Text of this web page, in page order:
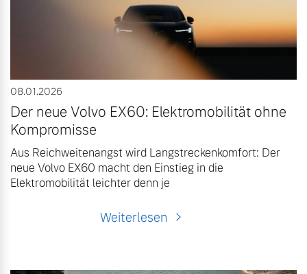
08.01.2026
Der neue Volvo EX60: Elektromobilität ohne
Kompromisse
Aus Reichweitenangst wird Langstreckenkomfort: Der
neue Volvo EX60 macht den Einstieg in die
Elektromobilität leichter denn je
Weiterlesen